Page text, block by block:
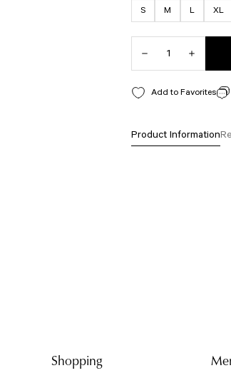
S M L XL
Product Information
Shopping